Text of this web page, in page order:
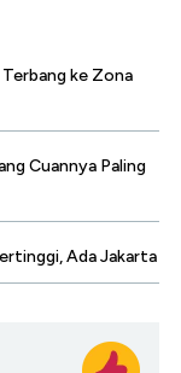
ke Zona
Cuannya Paling
Ada Jakarta